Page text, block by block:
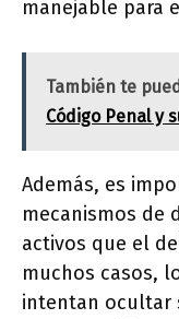
manejable para
También te
Código Penal y
Además, es
mecanismos de
activos que el
muchos casos,
intentan ocultar